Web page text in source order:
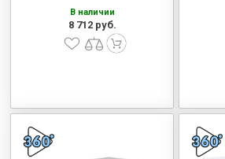
МЕБЕЛЬ ДЛЯ СТОЛОВЫХ
В наличии
8 712 руб.